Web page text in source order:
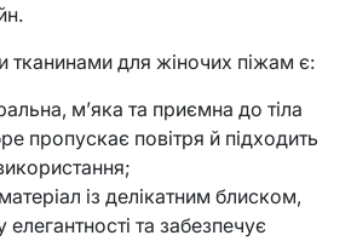
тканинами для жіночих піжам є:
м’яка та приємна до тіла
пропускає повітря й підходить
із делікатним блиском,
та забезпечує